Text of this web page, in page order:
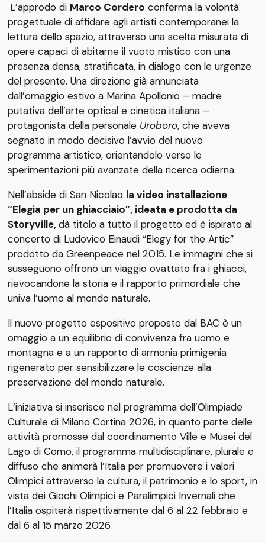
L’approdo di Marco Cordero conferma la volontà
progettuale di affidare agli artisti contemporanei la
lettura dello spazio, attraverso una scelta misurata di
opere capaci di abitarne il vuoto mistico con una
presenza densa, stratificata, in dialogo con le urgenze
del presente. Una direzione già annunciata
dall’omaggio estivo a Marina Apollonio – madre
putativa dell’arte optical e cinetica italiana –
protagonista della personale Uroboro, che aveva
segnato in modo decisivo l’avvio del nuovo
programma artistico, orientandolo verso le
sperimentazioni più avanzate della ricerca odierna.
Nell’abside di San Nicolao la video installazione
“Elegia per un ghiacciaio”, ideata e prodotta da
Storyville,dà titolo a tutto il progetto ed è ispirato al
concerto di Ludovico Einaudi “Elegy for the Artic”
prodotto da Greenpeace nel 2015. Le immagini che si
susseguono offrono un viaggio ovattato fra i ghiacci,
rievocandone la storia e il rapporto primordiale che
univa l’uomo al mondo naturale.
Il nuovo progetto espositivo proposto dal BAC è un
omaggio a un equilibrio di convivenza fra uomo e
montagna e a un rapporto di armonia primigenia
rigenerato per sensibilizzare le coscienze alla
preservazione del mondo naturale.
L’iniziativa si inserisce nel programma dell’Olimpiade
Culturale di Milano Cortina 2026, in quanto parte delle
attività promosse dal coordinamento Ville e Musei del
Lago di Como, il programma multidisciplinare, plurale e
diffuso che animerà l’Italia per promuovere i valori
Olimpici attraverso la cultura, il patrimonio e lo sport, in
vista dei Giochi Olimpici e Paralimpici Invernali che
l’Italia ospiterà rispettivamente dal 6 al 22 febbraio e
dal 6 al 15 marzo 2026.